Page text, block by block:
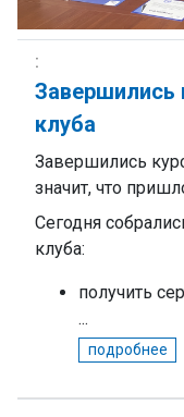
Завершились
клуба
Завершились
значит, что
Сегодня
клуба:
получить
...
подробнее